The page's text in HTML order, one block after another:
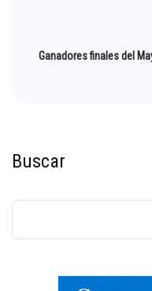
Ganadores finales del
Buscar